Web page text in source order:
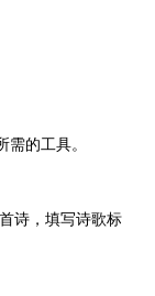
的工具。
诗，填写诗歌标